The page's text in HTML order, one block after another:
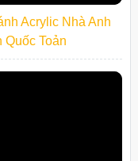
Acrylic Nhà Anh
Toản